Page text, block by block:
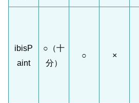
ibisP
aint
○（十
分）
○ ×